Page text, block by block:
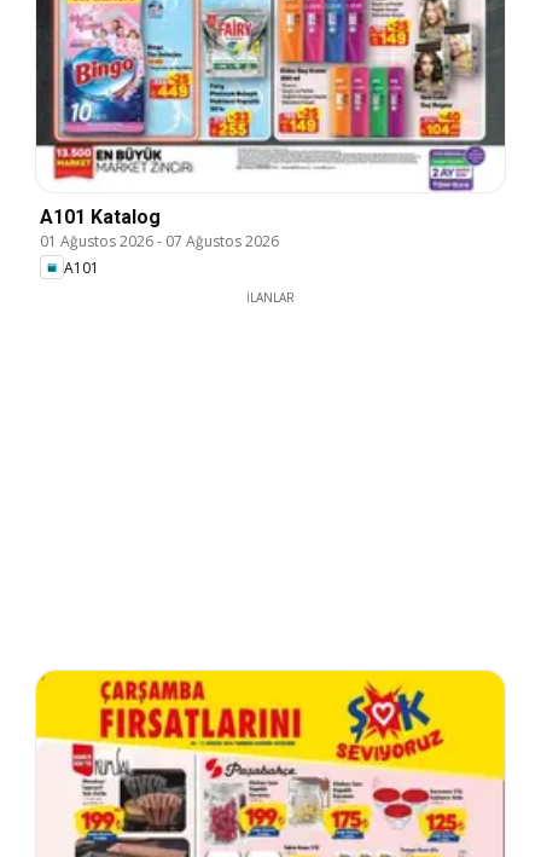
A101 Katalog
01 Ağustos 2026- 07 Ağustos 2026
A101
İLANLAR